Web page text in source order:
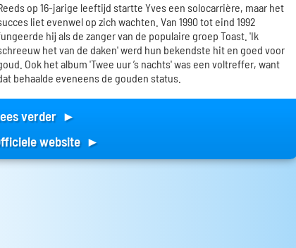
op 16-jarige leeftijd startte Yves een solocarrière, maar het
liet evenwel op zich wachten. Van 1990 tot eind 1992
hij als de zanger van de populaire groep Toast. 'Ik
het van de daken' werd hun bekendste hit en goed voor
Ook het album 'Twee uur ’s nachts' was een voltreffer, want
behaalde eveneens de gouden status.
verder ►
website ►